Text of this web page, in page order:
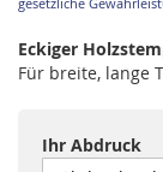
Eckiger
Für breite, lange
Ihr Abdruck